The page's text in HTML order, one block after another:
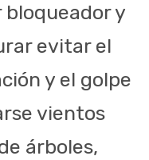
bloqueador y
evitar el
y el golpe
vientos
árboles,